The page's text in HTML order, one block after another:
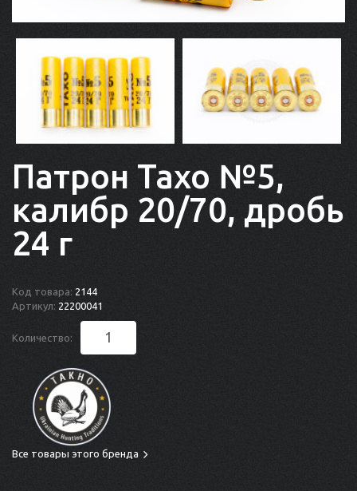
Патрон Тахо №5,
калибр 20/70, дробь
24 г
Код товара: 2144
Артикул: 22200041
Количество:
Все товары этого бренда